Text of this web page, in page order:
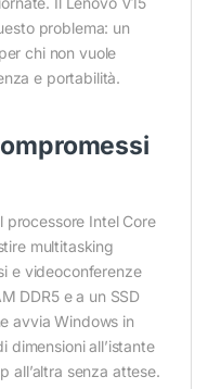
problema: un
chi non vuole
e portabilità.
Intel Core
multitasking
e videoconferenze
DDR5 e a un SSD
avvia Windows in
dimensioni all’istante
all’altra senza attese.